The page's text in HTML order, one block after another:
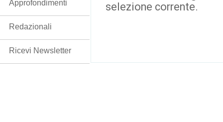
selezione corrente.
Approfondimenti
Redazionali
Ricevi Newsletter